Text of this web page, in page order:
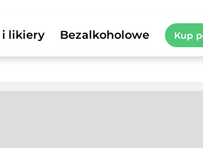
i likiery Bezalkoholowe Kup